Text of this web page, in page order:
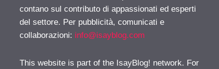
contano sul contributo di appassionati ed esperti
del settore. Per pubblicità, comunicati e
collaborazioni: info@isayblog.com
This website is part of the IsayBlog! network. For